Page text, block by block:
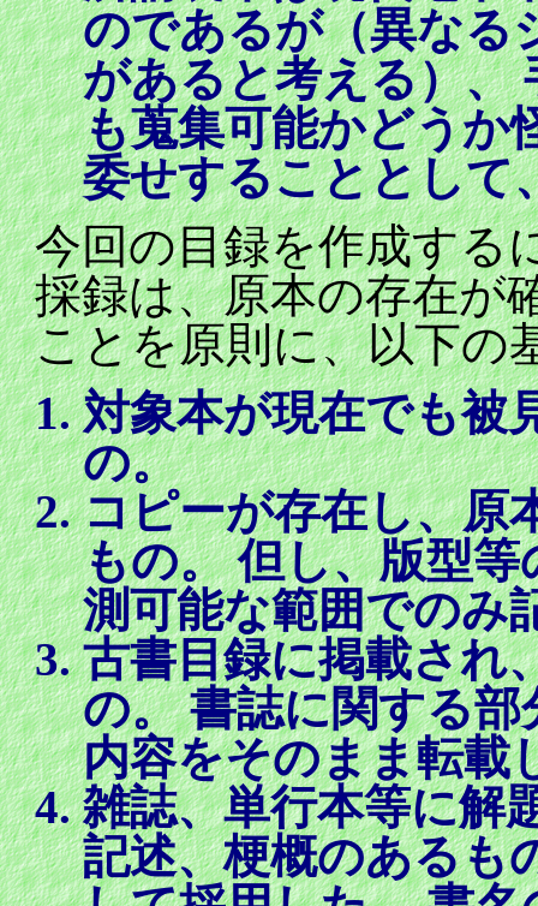
のであるが（異なる
があると考える）、
も蒐集可能かどうか
委せすることとして
今回の目録を作成する
採録は、原本の存在が
ことを原則に、以下の
対象本が現在でも被
の。
コピーが存在し、原
もの。 但し、版型
測可能な範囲でのみ
古書目録に掲載され
の。 書誌に関する
内容をそのまま転載
雑誌、単行本等に解
記述、梗概のあるも